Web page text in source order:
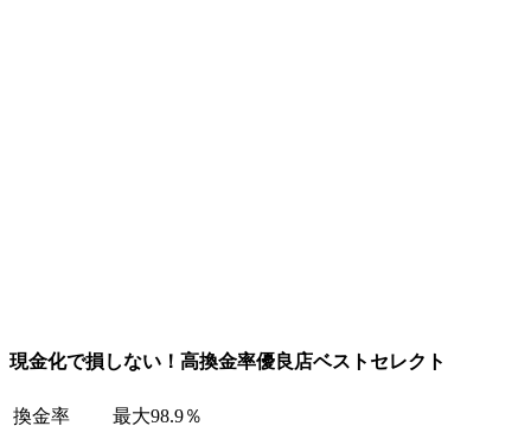
現金化で損しない！高換金率優良店ベストセレクト
換金率
最大98.9％